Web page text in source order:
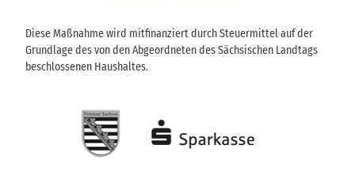
Diese Maßnahme wird mitfinanziert durch Steuermittel auf der
Grundlage des von den Abgeordneten des Sächsischen Landtags
beschlossenen Haushaltes.